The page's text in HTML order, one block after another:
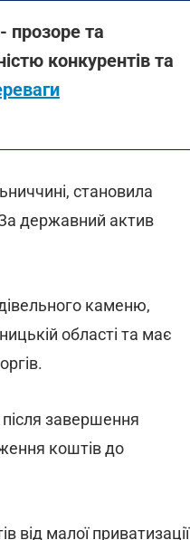
та
конкурентів та
становила
державний актив
каменю,
області та має
завершення
коштів до
малої приватизації